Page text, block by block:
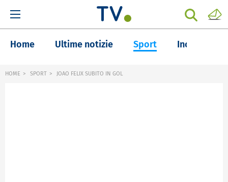
Home Ultime notizie Sport Inchieste
HOME SPORT JOAO FELIX SUBITO IN GOL